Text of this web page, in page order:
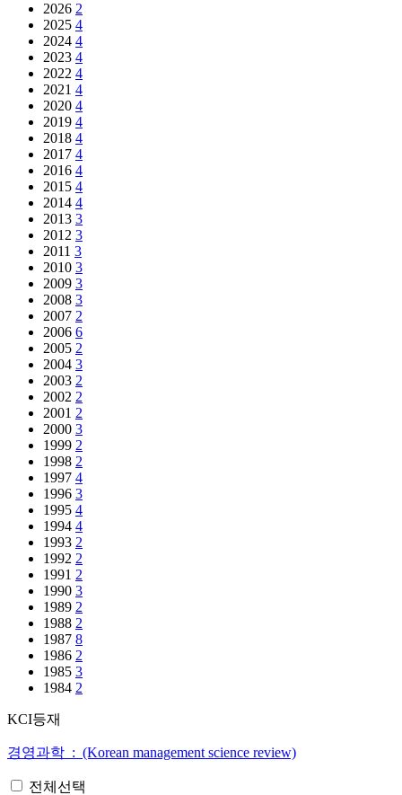
2026 2
2025 4
2024 4
2023 4
2022 4
2021 4
2020 4
2019 4
2018 4
2017 4
2016 4
2015 4
2014 4
2013 3
2012 3
2011 3
2010 3
2009 3
2008 3
2007 2
2006 6
2005 2
2004 3
2003 2
2002 2
2001 2
2000 3
1999 2
1998 2
1997 4
1996 3
1995 4
1994 4
1993 2
1992 2
1991 2
1990 3
1989 2
1988 2
1987 8
1986 2
1985 3
1984 2
KCI등재
경영과학 : (Korean management science review)
전체선택